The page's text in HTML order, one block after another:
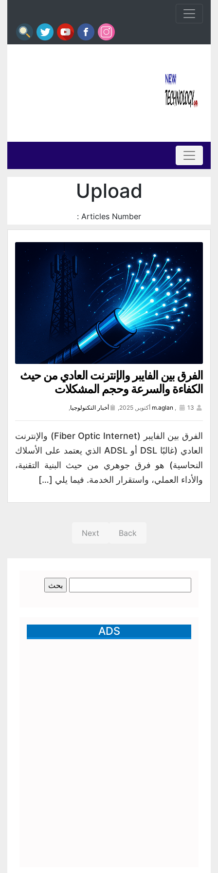
Upload
Articles Number :
الفرق بين الفايبر والإنترنت العادي من حيث
الكفاءة والسرعة وحجم المشكلات
m.aglan , 13 أكتوبر, 2025, أخبار التكنولوجيا,
الفرق بين الفايبر (Fiber Optic Internet) والإنترنت
العادي (غالبًا DSL أو ADSL الذي يعتمد على الأسلاك
النحاسية) هو فرق جوهري من حيث البنية التقنية،
والأداء العملي، واستقرار الخدمة. فيما يلي […]
Back
Next
عن:
ADS